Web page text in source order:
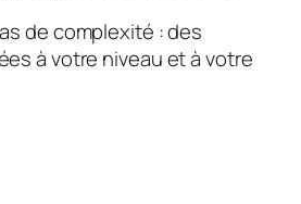
de complexité : des
à votre niveau et à votre